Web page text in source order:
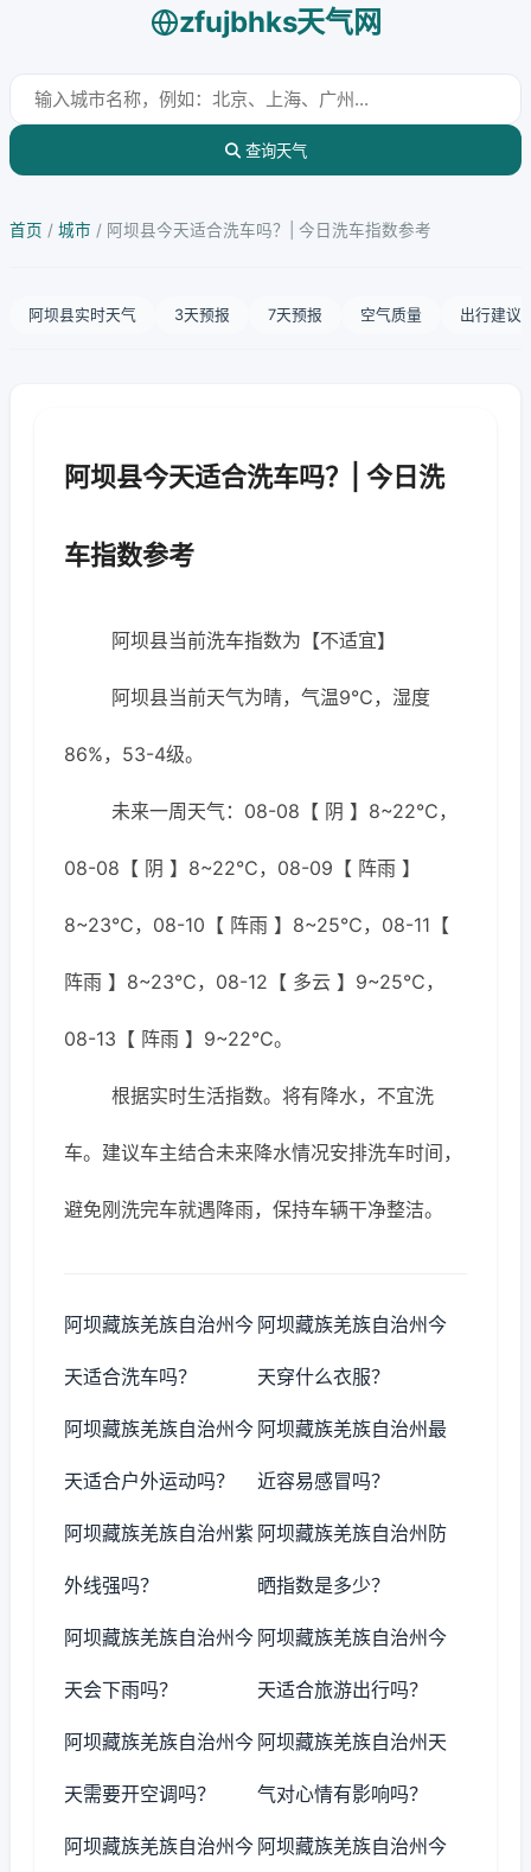
zfujbhks天气网
查询天气
首页 / 城市 / 阿坝县今天适合洗车吗？| 今日洗车指数参考
阿坝县实时天气 3天预报 7天预报 空气质量 出行建议
阿坝县今天适合洗车吗？| 今日洗
车指数参考
阿坝县当前洗车指数为【不适宜】
阿坝县当前天气为晴，气温9℃，湿度
86%，53-4级。
未来一周天气：08-08【 阴 】8~22℃，
08-08【 阴 】8~22℃，08-09【 阵雨 】
8~23℃，08-10【 阵雨 】8~25℃，08-11【
阵雨 】8~23℃，08-12【 多云 】9~25℃，
08-13【 阵雨 】9~22℃。
根据实时生活指数。将有降水，不宜洗
车。建议车主结合未来降水情况安排洗车时间，
避免刚洗完车就遇降雨，保持车辆干净整洁。
阿坝藏族羌族自治州今
天适合洗车吗？
阿坝藏族羌族自治州今
天穿什么衣服？
阿坝藏族羌族自治州今
天适合户外运动吗？
阿坝藏族羌族自治州最
近容易感冒吗？
阿坝藏族羌族自治州紫
外线强吗？
阿坝藏族羌族自治州防
晒指数是多少？
阿坝藏族羌族自治州今
天会下雨吗？
阿坝藏族羌族自治州今
天适合旅游出行吗？
阿坝藏族羌族自治州今
天需要开空调吗？
阿坝藏族羌族自治州天
气对心情有影响吗？
阿坝藏族羌族自治州今 阿坝藏族羌族自治州今